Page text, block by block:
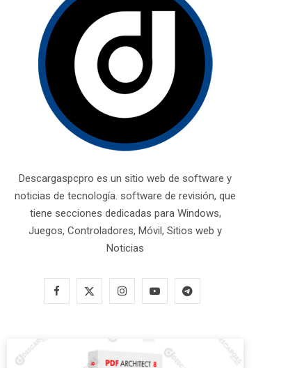
Descargaspcpro es un sitio web de software y
noticias de tecnología. software de revisión, que
tiene secciones dedicadas para Windows,
Juegos, Controladores, Móvil, Sitios web y
Noticias
F I Y T